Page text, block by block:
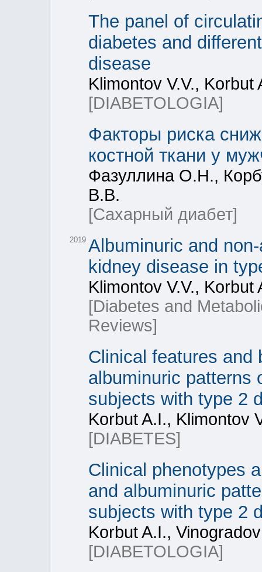
The panel of
diabetes and
disease
Klimontov V.V.,
[DIABETOLOGIA]
Факторы риска
костной ткани у
Фазуллина О.Н.,
В.В.
[Сахарный диабет]
2019 Albuminuric and
kidney disease in
Klimontov V.V., Korbut
[Diabetes and
Reviews]
Clinical features and
albuminuric patterns
subjects with type 2
Korbut A.I., Klimontov
[DIABETES]
Clinical phenotypes
and albuminuric
subjects with type 2
Korbut A.I.,
[DIABETOLOGIA]